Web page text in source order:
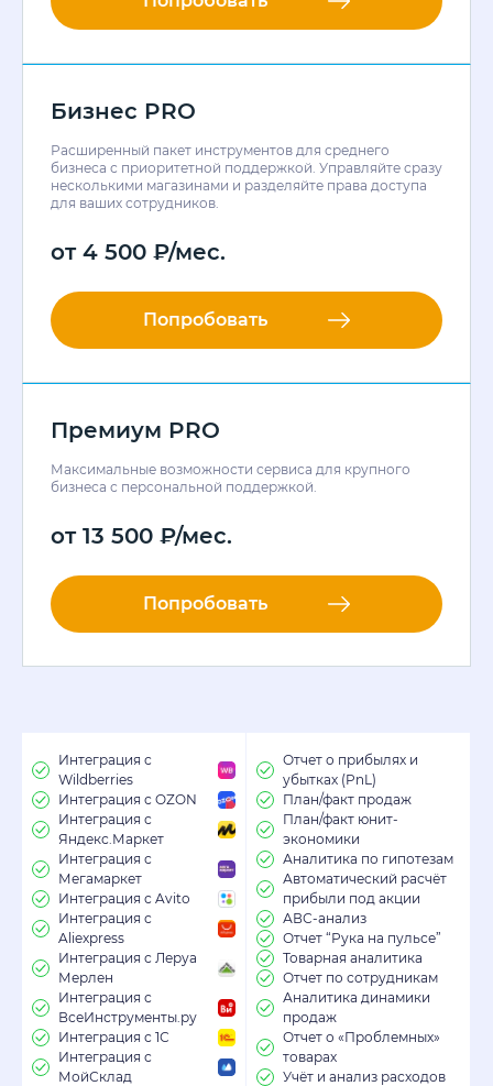
Бизнес PRO
Расширенный пакет инструментов для среднего
бизнеса с приоритетной поддержкой. Управляйте сразу
несколькими магазинами и разделяйте права доступа
для ваших сотрудников.
от 4 500 ₽/мес.
Попробовать
Премиум PRO
Максимальные возможности сервиса для крупного
бизнеса с персональной поддержкой.
от 13 500 ₽/мес.
Попробовать
Интеграция с
Wildberries
Интеграция с OZON
Интеграция с
Яндекс.Маркет
Интеграция с
Мегамаркет
Интеграция с Avito
Интеграция с
Aliexpress
Интеграция с Леруа
Мерлен
Интеграция с
ВсеИнструменты.ру
Интеграция с 1С
Интеграция с
МойСклад
Отчет о прибылях и
убытках (PnL)
План/факт продаж
План/факт юнит-
экономики
Аналитика по гипотезам
Автоматический расчёт
прибыли под акции
АВС-анализ
Отчет “Рука на пульсе”
Товарная аналитика
Отчет по сотрудникам
Аналитика динамики
продаж
Отчет о «Проблемных»
товарах
Учёт и анализ расходов